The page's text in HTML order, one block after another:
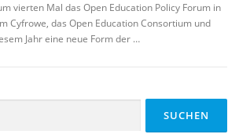
vierten Mal das Open Education Policy Forum in
Cyfrowe, das Open Education Consortium und
Jahr eine neue Form der …